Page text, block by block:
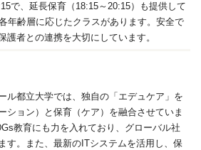
で、延長保育（18:15～20:15）も提供して
年齢層に応じたクラスがあります。安全で
護者との連携を大切にしています。
ル都立大学では、独自の「エデュケア」を
ション）と保育（ケア）を融合させていま
教育にも力を入れており、グローバル社
す。また、最新のITシステムを活用し、保